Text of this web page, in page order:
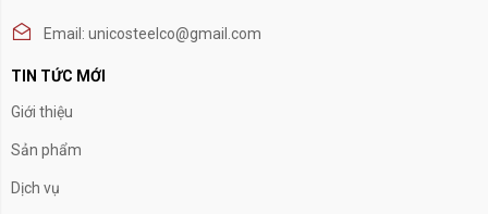
Email: unicosteelco@gmail.com
TIN TỨC MỚI
Giới thiệu
Sản phẩm
Dịch vụ